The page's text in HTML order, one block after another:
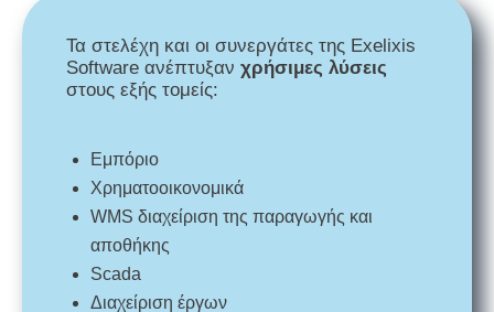
Τα στελέχη και οι συνεργάτες της Exelixis
Software ανέπτυξαν χρήσιμες λύσεις
στους εξής τομείς:
Εμπόριο
Χρηματοοικονομικά
WMS διαχείριση της παραγωγής και
αποθήκης
Scada
Διαχείριση έργων